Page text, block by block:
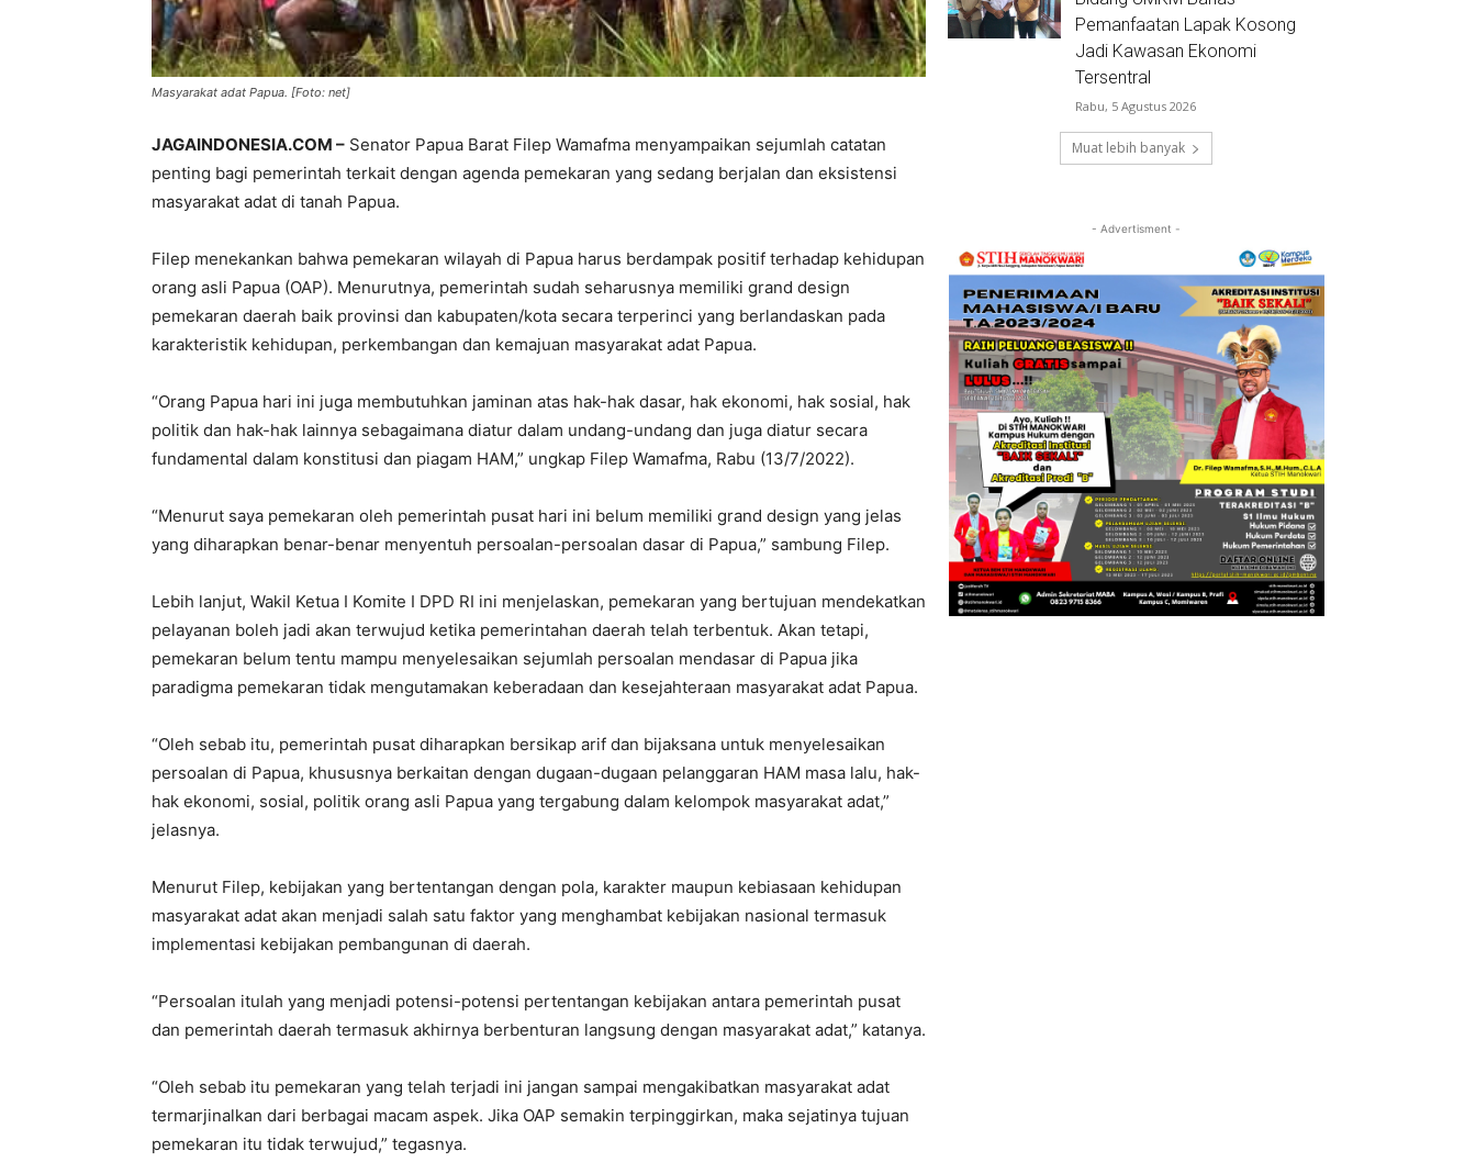
Masyarakat adat Papua. [Foto: net]
JAGAINDONESIA.COM – Senator Papua Barat Filep Wamafma menyampaikan sejumlah catatan
penting bagi pemerintah terkait dengan agenda pemekaran yang sedang berjalan dan eksistensi
masyarakat adat di tanah Papua.
Filep menekankan bahwa pemekaran wilayah di Papua harus berdampak positif terhadap kehidupan
orang asli Papua (OAP). Menurutnya, pemerintah sudah seharusnya memiliki grand design
pemekaran daerah baik provinsi dan kabupaten/kota secara terperinci yang berlandaskan pada
karakteristik kehidupan, perkembangan dan kemajuan masyarakat adat Papua.
“Orang Papua hari ini juga membutuhkan jaminan atas hak-hak dasar, hak ekonomi, hak sosial, hak
politik dan hak-hak lainnya sebagaimana diatur dalam undang-undang dan juga diatur secara
fundamental dalam konstitusi dan piagam HAM,” ungkap Filep Wamafma, Rabu (13/7/2022).
“Menurut saya pemekaran oleh pemerintah pusat hari ini belum memiliki grand design yang jelas
yang diharapkan benar-benar menyentuh persoalan-persoalan dasar di Papua,” sambung Filep.
Lebih lanjut, Wakil Ketua I Komite I DPD RI ini menjelaskan, pemekaran yang bertujuan mendekatkan
pelayanan boleh jadi akan terwujud ketika pemerintahan daerah telah terbentuk. Akan tetapi,
pemekaran belum tentu mampu menyelesaikan sejumlah persoalan mendasar di Papua jika
paradigma pemekaran tidak mengutamakan keberadaan dan kesejahteraan masyarakat adat Papua.
“Oleh sebab itu, pemerintah pusat diharapkan bersikap arif dan bijaksana untuk menyelesaikan
persoalan di Papua, khususnya berkaitan dengan dugaan-dugaan pelanggaran HAM masa lalu, hak-
hak ekonomi, sosial, politik orang asli Papua yang tergabung dalam kelompok masyarakat adat,”
jelasnya.
Menurut Filep, kebijakan yang bertentangan dengan pola, karakter maupun kebiasaan kehidupan
masyarakat adat akan menjadi salah satu faktor yang menghambat kebijakan nasional termasuk
implementasi kebijakan pembangunan di daerah.
“Persoalan itulah yang menjadi potensi-potensi pertentangan kebijakan antara pemerintah pusat
dan pemerintah daerah termasuk akhirnya berbenturan langsung dengan masyarakat adat,” katanya.
“Oleh sebab itu pemekaran yang telah terjadi ini jangan sampai mengakibatkan masyarakat adat
termarjinalkan dari berbagai macam aspek. Jika OAP semakin terpinggirkan, maka sejatinya tujuan
pemekaran itu tidak terwujud,” tegasnya.
Pemanfaatan Lapak Kosong
Jadi Kawasan Ekonomi
Tersentral
Rabu, 5 Agustus 2026
Muat lebih banyak
- Advertisment -